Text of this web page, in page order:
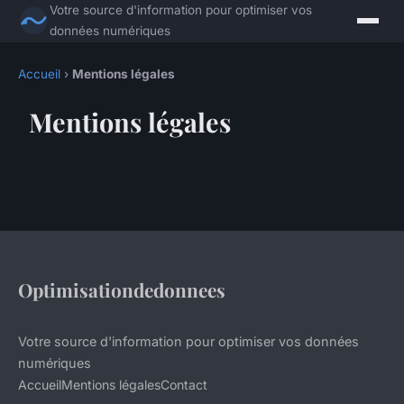
Votre source d'information pour optimiser vos
données numériques
Accueil › Mentions légales
Mentions légales
Optimisationdedonnees
Votre source d'information pour optimiser vos données
numériques
AccueilMentions légalesContact